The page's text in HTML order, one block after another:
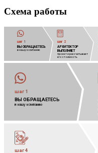
Схема работы
ВЫ ОБРАЩАЕТЕСЬ
в нашу компанию
шаг 1
АРХИТЕКТОР
ВЫПОЛНЯЕТ
проект и рассчитывает
его стоимость
шаг 2
ВЫ ОБРАЩАЕТЕСЬ
в нашу компанию
шаг 1
шаг 4